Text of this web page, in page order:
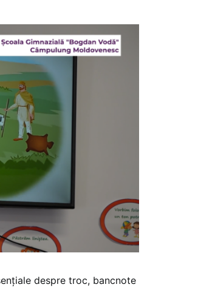
despre troc, bancnote